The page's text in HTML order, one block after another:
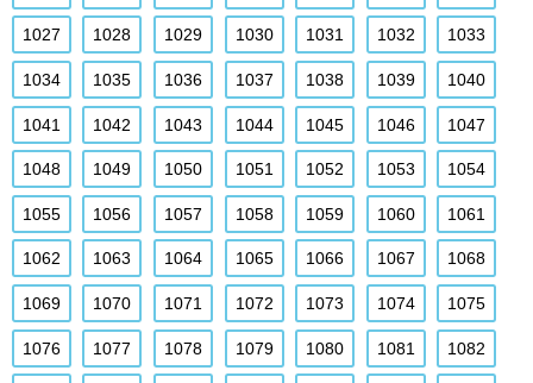
1027 1028 1029 1030 1031 1032 1033
1034 1035 1036 1037 1038 1039 1040
1041 1042 1043 1044 1045 1046 1047
1048 1049 1050 1051 1052 1053 1054
1055 1056 1057 1058 1059 1060 1061
1062 1063 1064 1065 1066 1067 1068
1069 1070 1071 1072 1073 1074 1075
1076 1077 1078 1079 1080 1081 1082